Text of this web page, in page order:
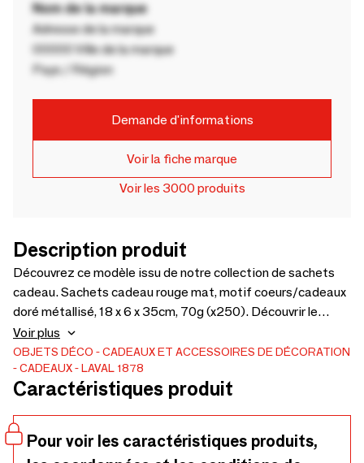
Nom de la marque
Adresse de la marque
00000 Ville de la marque
Pays / Région
Demande d'informations
Voir la fiche marque
Voir les 3000 produits
Description produit
Découvrez ce modèle issu de notre collection de sachets
cadeau. Sachets cadeau rouge mat, motif coeurs/cadeaux
doré métallisé, 18 x 6 x 35cm, 70g (x250). Découvrir le
produit
Voir plus
OBJETS DÉCO
CADEAUX ET ACCESSOIRES DE DÉCORATION
CADEAUX
LAVAL 1878
Caractéristiques produit
Pour voir les caractéristiques produits,